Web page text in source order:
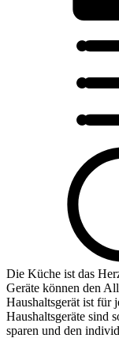
Die Küche ist das
Geräte können den
Haushaltsgerät ist für
Haushaltsgeräte sind
sparen und den